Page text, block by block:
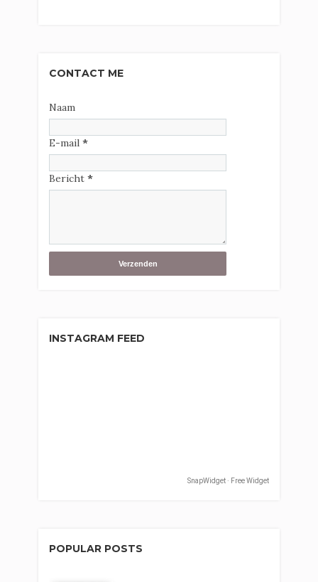
CONTACT ME
Naam
E-mail *
Bericht *
INSTAGRAM FEED
SnapWidget · Free Widget
POPULAR POSTS